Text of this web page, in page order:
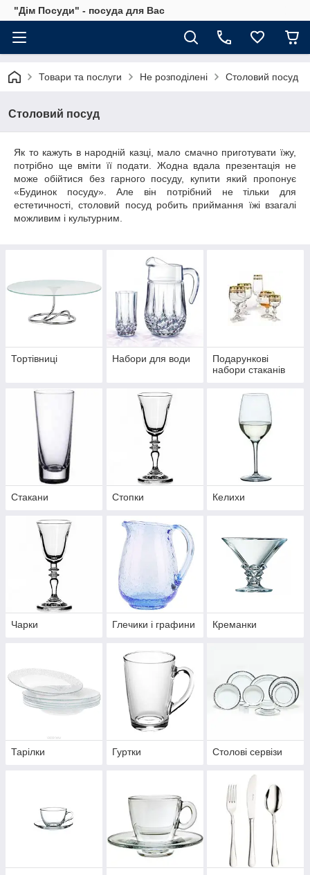
"Дім Посуди" - посуда для Вас
Товари та послуги Не розподілені Столовий посуд
Столовий посуд
Як то кажуть в народній казці, мало смачно приготувати їжу,
потрібно ще вміти її подати. Жодна вдала презентація не
може обійтися без гарного посуду, купити який пропонує
«Будинок посуду». Але він потрібний не тільки для
естетичності, столовий посуд робить приймання їжі взагалі
можливим і культурним.
Тортівниці Набори для води
Подарункові
набори стаканів
Стакани Стопки Келихи
Чарки Глечики і графини Креманки
Тарілки Гуртки Столові сервізи